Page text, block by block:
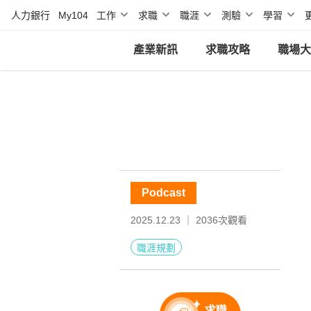
人力銀行 My104 工作 求職 職涯 測驗 學習
產業新訊 求職攻略 職場
Podcast
2025.12.23 ｜ 2036次觀看
職涯規劃